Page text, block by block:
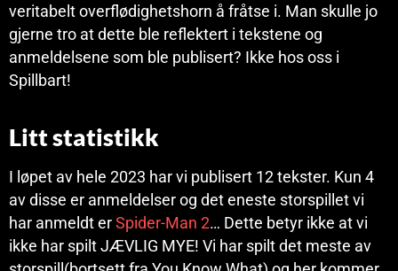
veritabelt overflødighetshorn å fråtse i. Man skulle jo
gjerne tro at dette ble reflektert i tekstene og
anmeldelsene som ble publisert? Ikke hos oss i
Spillbart!
Litt statistikk
I løpet av hele 2023 har vi publisert 12 tekster. Kun 4
av disse er anmeldelser og det eneste storspillet vi
har anmeldt erSpider-Man 2… Dette betyr ikke at vi
ikke har spilt JÆVLIG MYE! Vi har spilt det meste av